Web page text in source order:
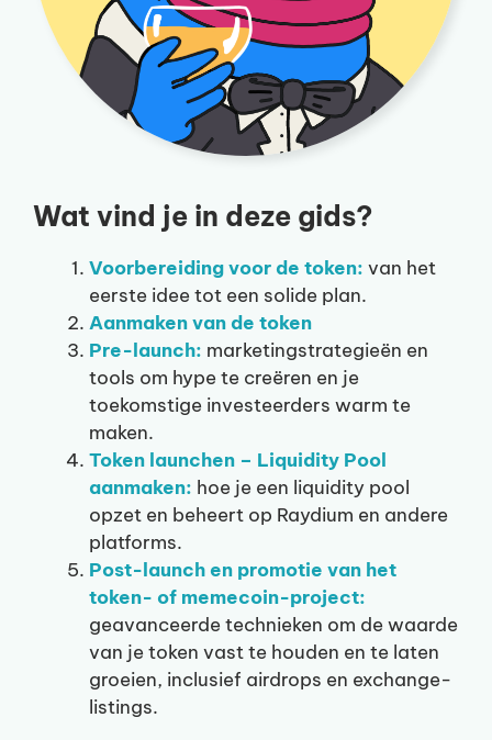
Wat vind je in deze gids?
Voorbereiding voor de token: van het
eerste idee tot een solide plan.
Aanmaken van de token
Pre-launch: marketingstrategieën en
tools om hype te creëren en je
toekomstige investeerders warm te
maken.
Token launchen – Liquidity Pool
aanmaken: hoe je een liquidity pool
opzet en beheert op Raydium en andere
platforms.
Post-launch en promotie van het
token- of memecoin-project:
geavanceerde technieken om de waarde
van je token vast te houden en te laten
groeien, inclusief airdrops en exchange-
listings.